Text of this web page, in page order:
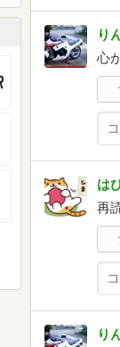
り
心
は
再
り